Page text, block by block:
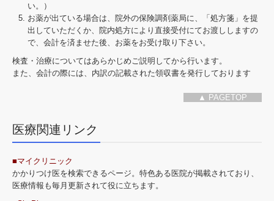
い。）
お薬が出ている場合は、院外の保険調剤薬局に、「処方箋」を提
出していただくか、院内処方により直接受付にてお渡ししますの
で、会計を済ませた後、お薬をお受け取り下さい。
検査・治療についてはあらかじめご説明してから行います。
また、会計の際には、内訳の記載された領収書を発行しております
▲ PAGETOP
医療関連リンク
■マイクリニック
かかりつけ医を検索できるページ。特色ある医院が掲載されており、
医療情報も毎月更新されて役に立ちます。